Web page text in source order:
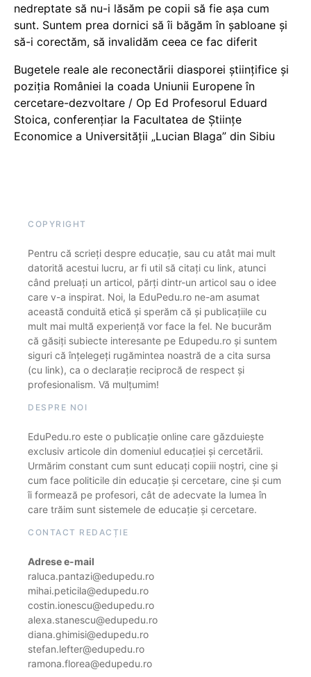
nedreptate să nu-i lăsăm pe copii să fie așa cum
sunt. Suntem prea dornici să îi băgăm în șabloane și
să-i corectăm, să invalidăm ceea ce fac diferit
Bugetele reale ale reconectării diasporei științifice și
poziția României la coada Uniunii Europene în
cercetare-dezvoltare / Op Ed Profesorul Eduard
Stoica, conferențiar la Facultatea de Științe
Economice a Universității „Lucian Blaga” din Sibiu
COPYRIGHT
Pentru că scrieți despre educație, sau cu atât mai mult
datorită acestui lucru, ar fi util să citați cu link, atunci
când preluați un articol, părți dintr-un articol sau o idee
care v-a inspirat. Noi, la EduPedu.ro ne-am asumat
această conduită etică și sperăm că și publicațiile cu
mult mai multă experiență vor face la fel. Ne bucurăm
că găsiți subiecte interesante pe Edupedu.ro și suntem
siguri că înțelegeți rugămintea noastră de a cita sursa
(cu link), ca o declarație reciprocă de respect și
profesionalism. Vă mulțumim!
DESPRE NOI
EduPedu.ro este o publicație online care găzduiește
exclusiv articole din domeniul educației și cercetării.
Urmărim constant cum sunt educați copiii noștri, cine și
cum face politicile din educație și cercetare, cine și cum
îi formează pe profesori, cât de adecvate la lumea în
care trăim sunt sistemele de educație și cercetare.
CONTACT REDACȚIE
Adrese e-mail
raluca.pantazi@edupedu.ro
mihai.peticila@edupedu.ro
costin.ionescu@edupedu.ro
alexa.stanescu@edupedu.ro
diana.ghimisi@edupedu.ro
stefan.lefter@edupedu.ro
ramona.florea@edupedu.ro